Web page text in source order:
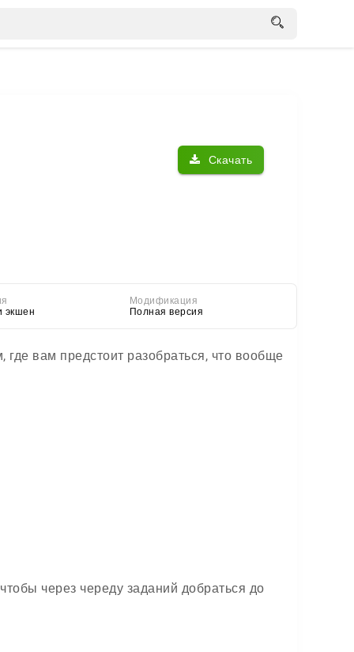
Скачать
экшен
Модификация
Полная версия
вам предстоит разобраться, что вообще
через череду заданий добраться до